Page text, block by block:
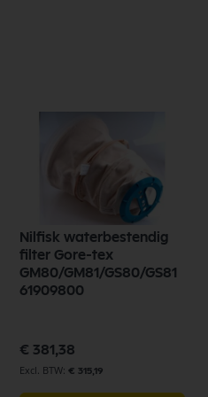
Nilfisk waterbestendig
filter Gore-tex
GM80/GM81/GS80/GS81
61909800
€ 381,38
€ 315,19